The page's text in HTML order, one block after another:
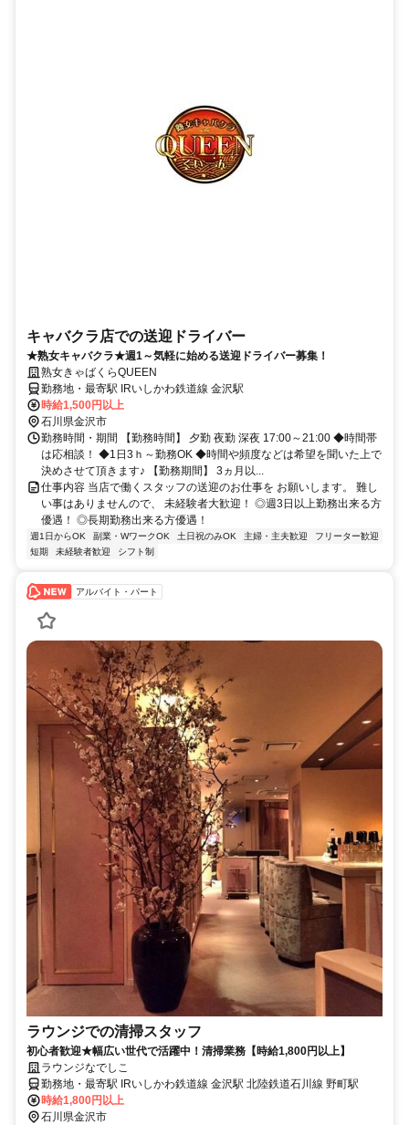
キャバクラ店での送迎ドライバー
★熟女キャバクラ★週1～気軽に始める送迎ドライバー募集！
熟女きゃばくらQUEEN
勤務地・最寄駅 IRいしかわ鉄道線 金沢駅
時給1,500円以上
石川県金沢市
勤務時間・期間 【勤務時間】 夕勤 夜勤 深夜 17:00～21:00 ◆時間帯
は応相談！ ◆1日3ｈ～勤務OK ◆時間や頻度などは希望を聞いた上で
決めさせて頂きます♪ 【勤務期間】 3ヵ月以...
仕事内容 当店で働くスタッフの送迎のお仕事を お願いします。 難し
い事はありませんので、 未経験者大歓迎！ ◎週3日以上勤務出来る方
優遇！ ◎長期勤務出来る方優遇！
週1日からOK 副業・WワークOK 土日祝のみOK 主婦・主夫歓迎
フリーター歓迎
短期
未経験者歓迎 シフト制
アルバイト・パート
ラウンジでの清掃スタッフ
初心者歓迎★幅広い世代で活躍中！清掃業務【時給1,800円以上】
ラウンジなでしこ
勤務地・最寄駅 IRいしかわ鉄道線 金沢駅 北陸鉄道石川線 野町駅
時給1,800円以上
石川県金沢市